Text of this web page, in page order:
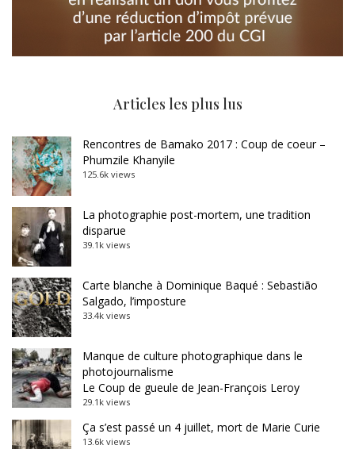
Articles les plus lus
Rencontres de Bamako 2017 : Coup de coeur –
Phumzile Khanyile
125.6k views
La photographie post-mortem, une tradition
disparue
39.1k views
Carte blanche à Dominique Baqué : Sebastião
Salgado, l’imposture
33.4k views
Manque de culture photographique dans le
photojournalisme
Le Coup de gueule de Jean-François Leroy
29.1k views
Ça s’est passé un 4 juillet, mort de Marie Curie
13.6k views